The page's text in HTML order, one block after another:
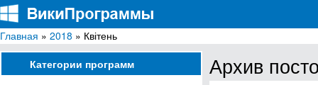
ВикиПрограммы
Энциклопедия бесплатных компьютерных программ для Windows
Главная » 2018 » Квітень
Категории программ
Архив